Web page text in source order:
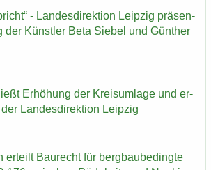
- Lan­des­di­rek­ti­on Leip­zig prä­sen­
der Künst­ler Beta Sie­bel und Gün­ther
Er­hö­hung der Kreis­um­la­ge und er­
Lan­des­di­rek­ti­on Leip­zig
er­teilt Bau­recht für berg­bau­be­ding­te